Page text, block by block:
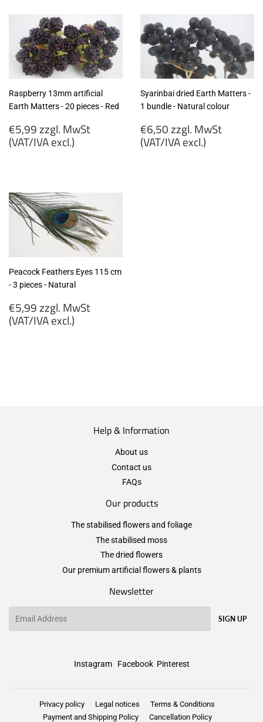
(VAT/IVA
excl.)
MwSt
(VAT/IVA
excl.)
Raspberry 13mm artificial
Earth Matters - 20 pieces - Red
Regular
price
€5,99 zzgl. MwSt
(VAT/IVA excl.)
MwSt
(VAT/IVA
excl.)
Syarinbai dried Earth Matters -
1 bundle - Natural colour
Regular
price
€6,50 zzgl. MwSt
(VAT/IVA excl.)
Peacock Feathers Eyes 115 cm
- 3 pieces - Natural
Regular
price
€5,99 zzgl. MwSt
(VAT/IVA excl.)
Help & Information
About us
Contact us
FAQs
Our products
The stabilised flowers and foliage
The stabilised moss
The dried flowers
Our premium artificial flowers & plants
Newsletter
SIGN UP
Instagram Facebook Pinterest
Privacy policy Legal notices
Terms & Conditions
Payment and Shipping Policy
Cancellation Policy